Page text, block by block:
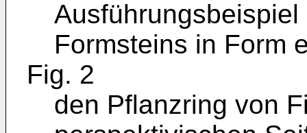
Formsteins in Form
Fig. 2
den Pflanzring von